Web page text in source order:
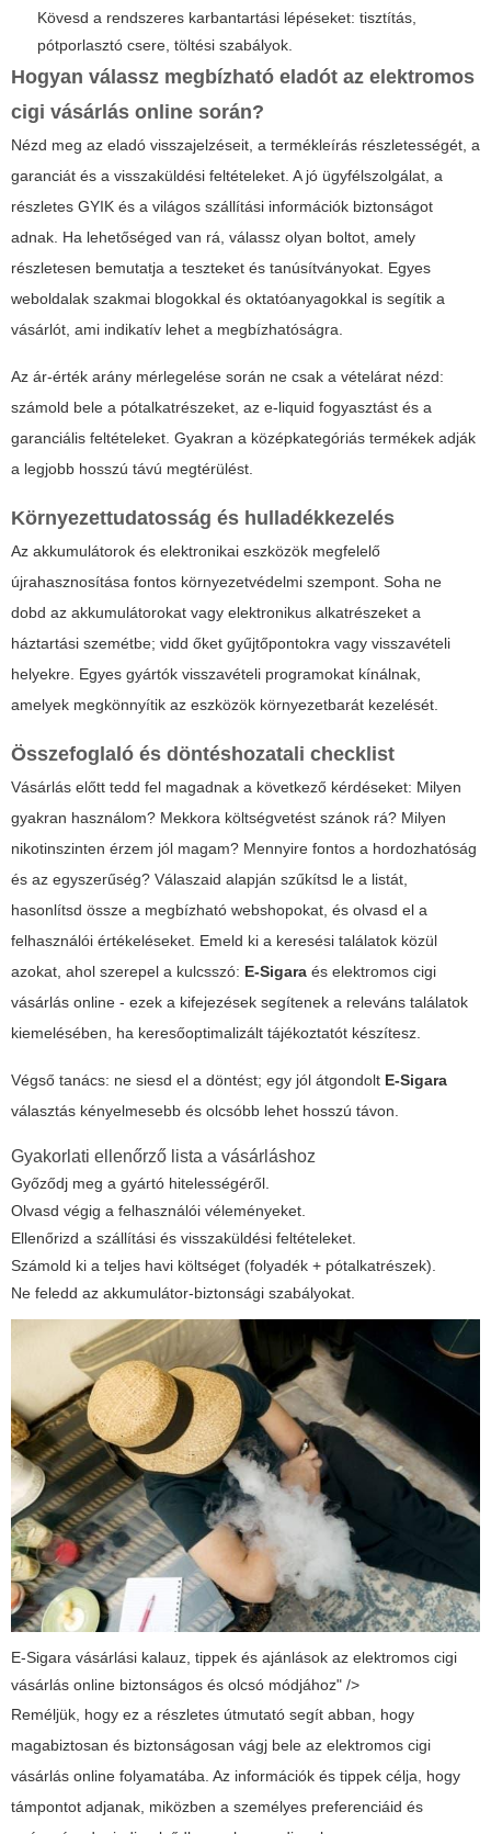
Kövesd a rendszeres karbantartási lépéseket: tisztítás,
pótporlasztó csere, töltési szabályok.
Hogyan válassz megbízható eladót az elektromos
cigi vásárlás online során?
Nézd meg az eladó visszajelzéseit, a termékleírás részletességét, a
garanciát és a visszaküldési feltételeket. A jó ügyfélszolgálat, a
részletes GYIK és a világos szállítási információk biztonságot
adnak. Ha lehetőséged van rá, válassz olyan boltot, amely
részletesen bemutatja a teszteket és tanúsítványokat. Egyes
weboldalak szakmai blogokkal és oktatóanyagokkal is segítik a
vásárlót, ami indikatív lehet a megbízhatóságra.
Az ár-érték arány mérlegelése során ne csak a vételárat nézd:
számold bele a pótalkatrészeket, az e-liquid fogyasztást és a
garanciális feltételeket. Gyakran a középkategóriás termékek adják
a legjobb hosszú távú megtérülést.
Környezettudatosság és hulladékkezelés
Az akkumulátorok és elektronikai eszközök megfelelő
újrahasznosítása fontos környezetvédelmi szempont. Soha ne
dobd az akkumulátorokat vagy elektronikus alkatrészeket a
háztartási szemétbe; vidd őket gyűjtőpontokra vagy visszavételi
helyekre. Egyes gyártók visszavételi programokat kínálnak,
amelyek megkönnyítik az eszközök környezetbarát kezelését.
Összefoglaló és döntéshozatali checklist
Vásárlás előtt tedd fel magadnak a következő kérdéseket: Milyen
gyakran használom? Mekkora költségvetést szánok rá? Milyen
nikotinszinten érzem jól magam? Mennyire fontos a hordozhatóság
és az egyszerűség? Válaszaid alapján szűkítsd le a listát,
hasonlítsd össze a megbízható webshopokat, és olvasd el a
felhasználói értékeléseket. Emeld ki a keresési találatok közül
azokat, ahol szerepel a kulcsszó: E-Sigara és elektromos cigi
vásárlás online - ezek a kifejezések segítenek a releváns találatok
kiemelésében, ha keresőoptimalizált tájékoztatót készítesz.
Végső tanács: ne siesd el a döntést; egy jól átgondolt E-Sigara
választás kényelmesebb és olcsóbb lehet hosszú távon.
Gyakorlati ellenőrző lista a vásárláshoz
Győződj meg a gyártó hitelességéről.
Olvasd végig a felhasználói véleményeket.
Ellenőrizd a szállítási és visszaküldési feltételeket.
Számold ki a teljes havi költséget (folyadék + pótalkatrészek).
Ne feledd az akkumulátor-biztonsági szabályokat.
E-Sigara vásárlási kalauz, tippek és ajánlások az elektromos cigi
vásárlás online biztonságos és olcsó módjához" />
Reméljük, hogy ez a részletes útmutató segít abban, hogy
magabiztosan és biztonságosan vágj bele az elektromos cigi
vásárlás online folyamatába. Az információk és tippek célja, hogy
támpontot adjanak, miközben a személyes preferenciáid és